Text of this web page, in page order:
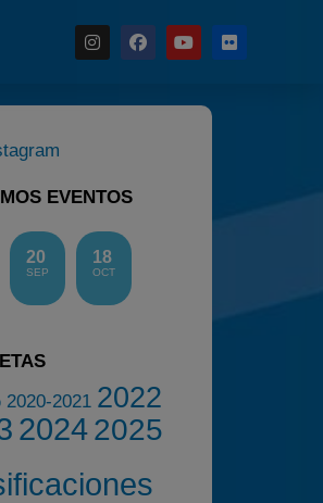
Calendario
Campeonato
EVENTOS
20
SEP
18
OCT
2020-2021 2022
20242025